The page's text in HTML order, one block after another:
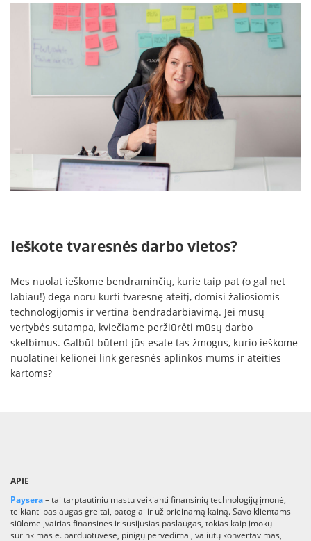
Ieškote tvaresnės darbo vietos?
Mes nuolat ieškome bendraminčių, kurie taip pat (o gal net
labiau!) dega noru kurti tvaresnę ateitį, domisi žaliosiomis
technologijomis ir vertina bendradarbiavimą. Jei mūsų
vertybės sutampa, kviečiame peržiūrėti mūsų darbo
skelbimus. Galbūt būtent jūs esate tas žmogus, kurio ieškome
nuolatinei kelionei link geresnės aplinkos mums ir ateities
kartoms?
APIE
Paysera– tai tarptautiniu mastu veikianti finansinių technologijų įmonė,
teikianti paslaugas greitai, patogiai ir už prieinamą kainą. Savo klientams
siūlome įvairias finansines ir susijusias paslaugas, tokias kaip įmokų
surinkimas e. parduotuvėse, pinigų pervedimai, valiutų konvertavimas,